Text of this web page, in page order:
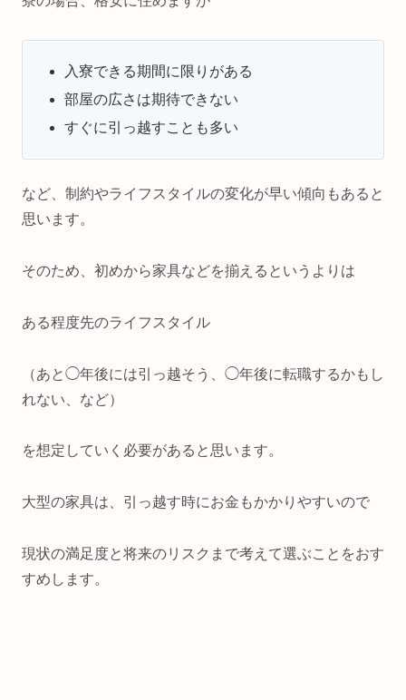
入寮できる期間に限りがある
部屋の広さは期待できない
すぐに引っ越すことも多い
など、制約やライフスタイルの変化が早い傾向もあると
思います。
そのため、初めから家具などを揃えるというよりは
ある程度先のライフスタイル
（あと◯年後には引っ越そう、◯年後に転職するかもし
れない、など）
を想定していく必要があると思います。
大型の家具は、引っ越す時にお金もかかりやすいので
現状の満足度と将来のリスクまで考えて選ぶことをおす
すめします。